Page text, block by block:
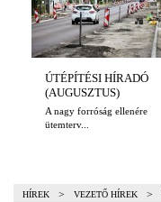
ÚTÉPÍTÉSI HÍRADÓ
(AUGUSZTUS)
A nagy forróság ellenére
ütemterv...
HÍREK > VEZETŐ HÍREK >